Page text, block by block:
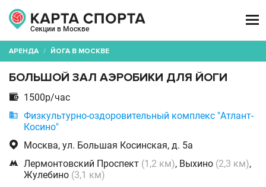
Секции в Москве

АРЕНДА / ЙОГА В МОСКВЕ
БОЛЬШОЙ ЗАЛ АЭРОБИКИ ДЛЯ ЙОГИ
 1500р/час

Физкультурно-оздоровительный комплекс "Атлант-
Косино"
 Москва, ул. Большая Косинская, д. 5а
 Лермонтовский Проспект (1,2 км), Выхино (2,3 км),
Жулебино (3,1 км)